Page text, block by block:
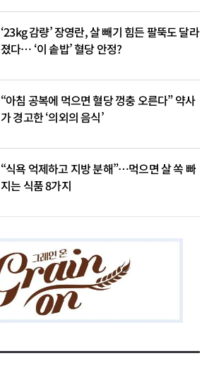
‘23kg 감량’ 장영란, 살 빼기 힘든 팔뚝도 달라
졌다… ‘이 솥밥’ 혈당 안정?
“아침 공복에 먹으면 혈당 껑충 오른다” 약사
가 경고한 ‘의외의 음식’
“식욕 억제하고 지방 분해”…먹으면 살 쏙 빠
지는 식품 8가지